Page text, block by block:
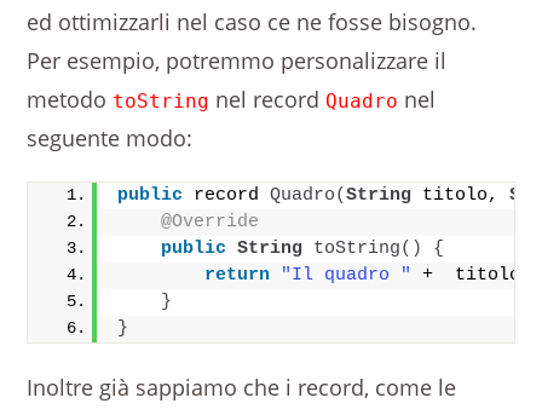
ed ottimizzarli nel caso ce ne fosse bisogno.
Per esempio, potremmo personalizzare il
metodo toString nel record Quadro nel
seguente modo:
public record Quadro(String titolo,
@Override
public
String toString()
{
return
"Il quadro "
+  titolo
}
}
Inoltre già sappiamo che i record, come le